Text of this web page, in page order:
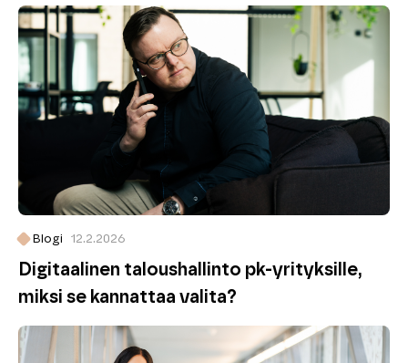
Blogi 12.2.2026
Digitaalinen taloushallinto pk-yrityksille,
miksi se kannattaa valita?